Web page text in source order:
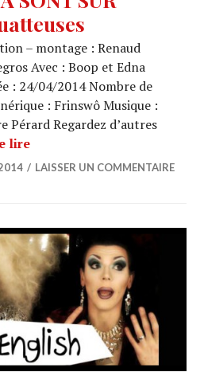
– montage : Renaud
Avec : Boop et Edna
: 24/04/2014 Nombre de
: Frinswô Musique :
Pérard Regardez d’autres
lireBOOP ET EDNA SONT SUR
LAISSER UN COMMENTAIRE